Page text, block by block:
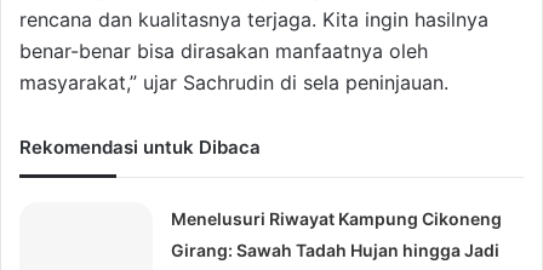
rencana dan kualitasnya terjaga. Kita ingin hasilnya
benar-benar bisa dirasakan manfaatnya oleh
masyarakat,” ujar Sachrudin di sela peninjauan.
Rekomendasi untuk Dibaca
Menelusuri Riwayat Kampung Cikoneng
Girang: Sawah Tadah Hujan hingga Jadi